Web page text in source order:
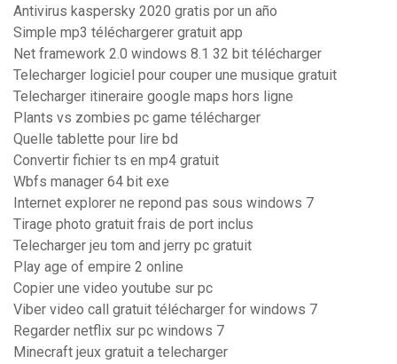
Antivirus kaspersky 2020 gratis por un año
Simple mp3 téléchargerer gratuit app
Net framework 2.0 windows 8.1 32 bit télécharger
Telecharger logiciel pour couper une musique gratuit
Telecharger itineraire google maps hors ligne
Plants vs zombies pc game télécharger
Quelle tablette pour lire bd
Convertir fichier ts en mp4 gratuit
Wbfs manager 64 bit exe
Internet explorer ne repond pas sous windows 7
Tirage photo gratuit frais de port inclus
Telecharger jeu tom and jerry pc gratuit
Play age of empire 2 online
Copier une video youtube sur pc
Viber video call gratuit télécharger for windows 7
Regarder netflix sur pc windows 7
Minecraft jeux gratuit a telecharger